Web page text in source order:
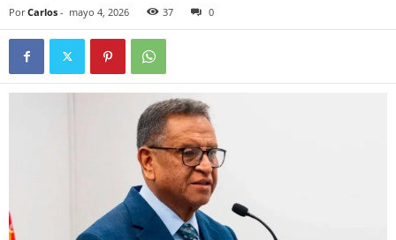
Por Carlos - mayo 4, 2026 37 0